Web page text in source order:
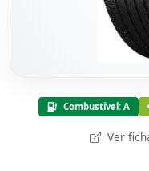
Combustível: A
Ver